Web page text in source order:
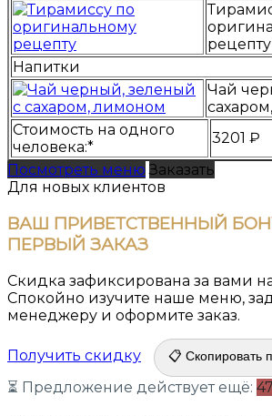
рецепту
Напитки
Чай
Стоимость на одного
человека:*
3201 ₽
Посмотреть меню Заказать
Для новых клиентов
ВАШ ПРИВЕТСТВЕННЫЙ
ПЕРВЫЙ ЗАКАЗ
Скидка зафиксирована за вами
Спокойно изучите наше меню,
менеджеру и оформите заказ.
Получить скидку 📋 Скопировать
⏳ Предложение действует ещё: